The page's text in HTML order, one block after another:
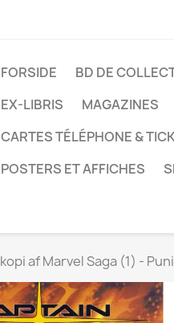
FORSIDE BD DE
EX-LIBRIS
MAGAZINES
CARTES TÉLÉPHONE &
POSTERS ET AFFICHES
kopi af Marvel Saga (1) -